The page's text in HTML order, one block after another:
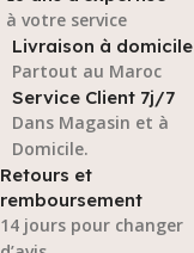
à votre service
Livraison à domicile
Partout au Maroc
Service Client 7j/7
Dans Magasin et à
Domicile.
Retours et
remboursement
14 jours pour changer